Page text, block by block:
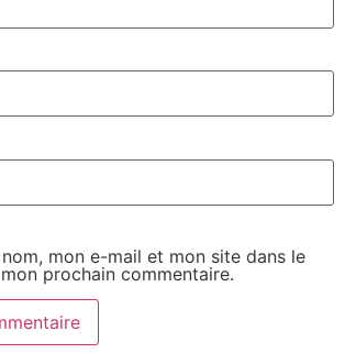
mon e-mail et mon site dans le
prochain commentaire.